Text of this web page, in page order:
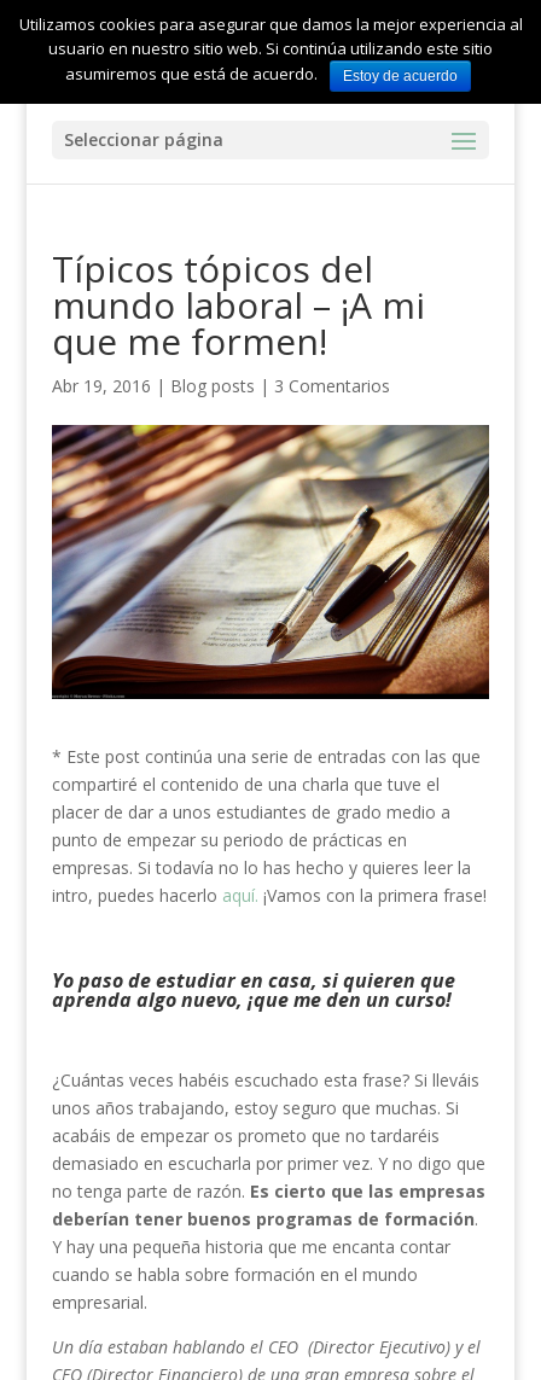
Seleccionar página
Típicos tópicos del
mundo laboral – ¡A mi
que me formen!
Abr 19, 2016 | Blog posts | 3 Comentarios
* Este post continúa una serie de entradas con las que
compartiré el contenido de una charla que tuve el
placer de dar a unos estudiantes de grado medio a
punto de empezar su periodo de prácticas en
empresas. Si todavía no lo has hecho y quieres leer la
intro, puedes hacerlo aquí. ¡Vamos con la primera frase!
Yo paso de estudiar en casa, si quieren que
aprenda algo nuevo, ¡que me den un curso!
¿Cuántas veces habéis escuchado esta frase? Si lleváis
unos años trabajando, estoy seguro que muchas. Si
acabáis de empezar os prometo que no tardaréis
demasiado en escucharla por primer vez. Y no digo que
no tenga parte de razón. Es cierto que las empresas
deberían tener buenos programas de formación.
Y hay una pequeña historia que me encanta contar
cuando se habla sobre formación en el mundo
empresarial.
Un día estaban hablando el CEO (Director Ejecutivo) y el
CFO (Director Financiero) de una gran empresa sobre el
Utilizamos cookies para asegurar que damos la mejor experiencia al
usuario en nuestro sitio web. Si continúa utilizando este sitio
asumiremos que está de acuerdo.
Estoy de acuerdo